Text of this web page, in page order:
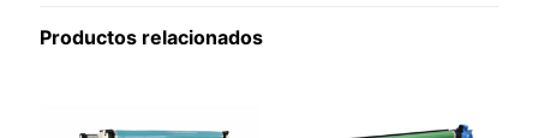
Productos relacionados